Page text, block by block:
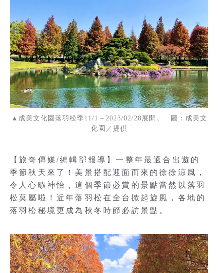
▲成美文化園落羽松季11/1～2023/02/28展開。 圖：成美文
化園／提供
【旅奇傳媒/編輯部報導】一整年最適合出遊的
季節秋天來了！美景搭配迎面而來的徐徐涼風，
令人心曠神怡，這個季節必賞的景點當然以落羽
松莫屬啦！近年落羽松在全台掀起旋風，各地的
落羽松秘境更成為秋冬時節必訪景點。